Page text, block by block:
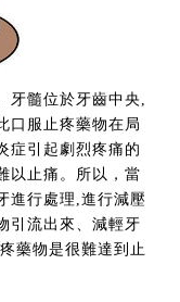
牙髓位於牙齒中央,
口服止疼藥物在局
症引起劇烈疼痛的
以止痛。所以，當
進行處理,進行減壓
引流出來、減輕牙
藥物是很難達到止